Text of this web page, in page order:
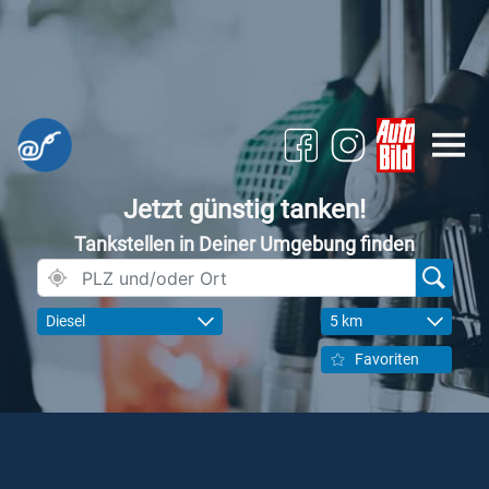
Jetzt günstig tanken!
Tankstellen in Deiner Umgebung finden
Diesel 5 km
Favoriten